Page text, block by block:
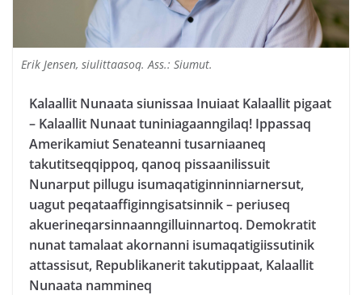
Erik Jensen, siulittaasoq. Ass.: Siumut.
Kalaallit Nunaata siunissaa Inuiaat Kalaallit pigaat
– Kalaallit Nunaat tuniniagaanngilaq! Ippassaq
Amerikamiut Senateanni tusarniaaneq
takutitseqqippoq, qanoq pissaanilissuit
Nunarput pillugu isumaqatiginninniarnersut,
uagut peqataaffiginngisatsinnik – periuseq
akuerineqarsinnaanngilluinnartoq. Demokratit
nunat tamalaat akornanni isumaqatigiissutinik
attassisut, Republikanerit takutippaat, Kalaallit
Nunaata nammineq